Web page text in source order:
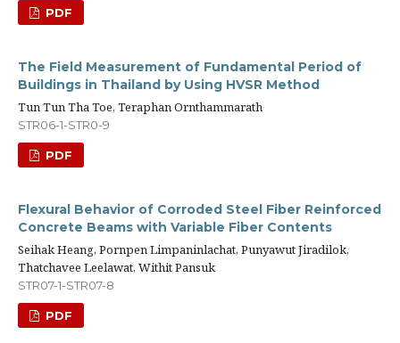
PDF
The Field Measurement of Fundamental Period of
Buildings in Thailand by Using HVSR Method
Tun Tun Tha Toe, Teraphan Ornthammarath
STR06-1-STR0-9
PDF
Flexural Behavior of Corroded Steel Fiber Reinforced
Concrete Beams with Variable Fiber Contents
Seihak Heang, Pornpen Limpaninlachat, Punyawut Jiradilok,
Thatchavee Leelawat, Withit Pansuk
STR07-1-STR07-8
PDF